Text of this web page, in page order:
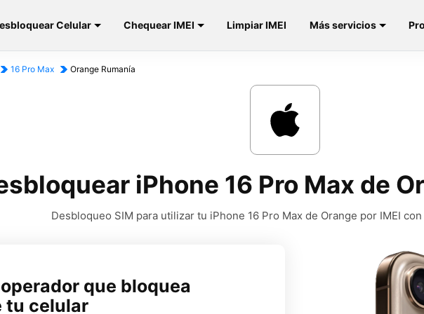
Celular Chequear IMEI Limpiar IMEI Más servicios
16 Pro Max Orange Rumanía
iPhone 16 Pro Max de
Desbloqueo SIM para utilizar tu iPhone 16 Pro Max de Orange por IMEI
que bloquea
tu celular